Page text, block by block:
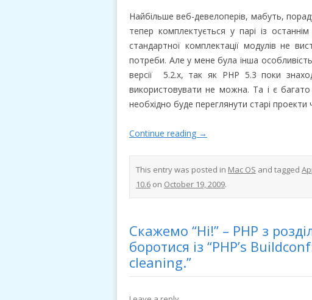
Найбільше веб-девелоперів, мабуть,
тепер комплектується у парі із останнім
стандартної комплектації модулів не
потреби. Але у мене була інша
версії 5.2.x, так як PHP 5.3 поки
використовувати не можна. Та і є багато
необхідно буде переглянути старі проекти
Continue reading →
This entry was posted in Mac OS and tagged
10.6 on October 19, 2009.
Скажемо “Ні!” – PHP з
боротися із “PHP’s
cleaning.”